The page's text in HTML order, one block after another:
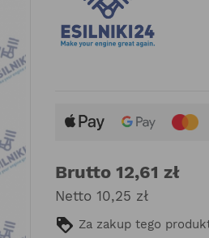
Brutto 12,61 zł
Netto 10,25 zł
Za zakup tego